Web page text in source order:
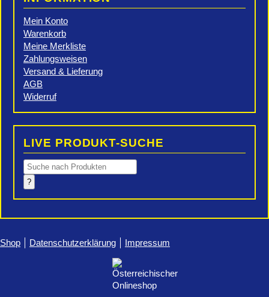
Mein Konto
Warenkorb
Meine Merkliste
Zahlungsweisen
Versand & Lieferung
AGB
Widerruf
LIVE PRODUKT-SUCHE
Products
search
?
Shop Datenschutzerklärung Impressum